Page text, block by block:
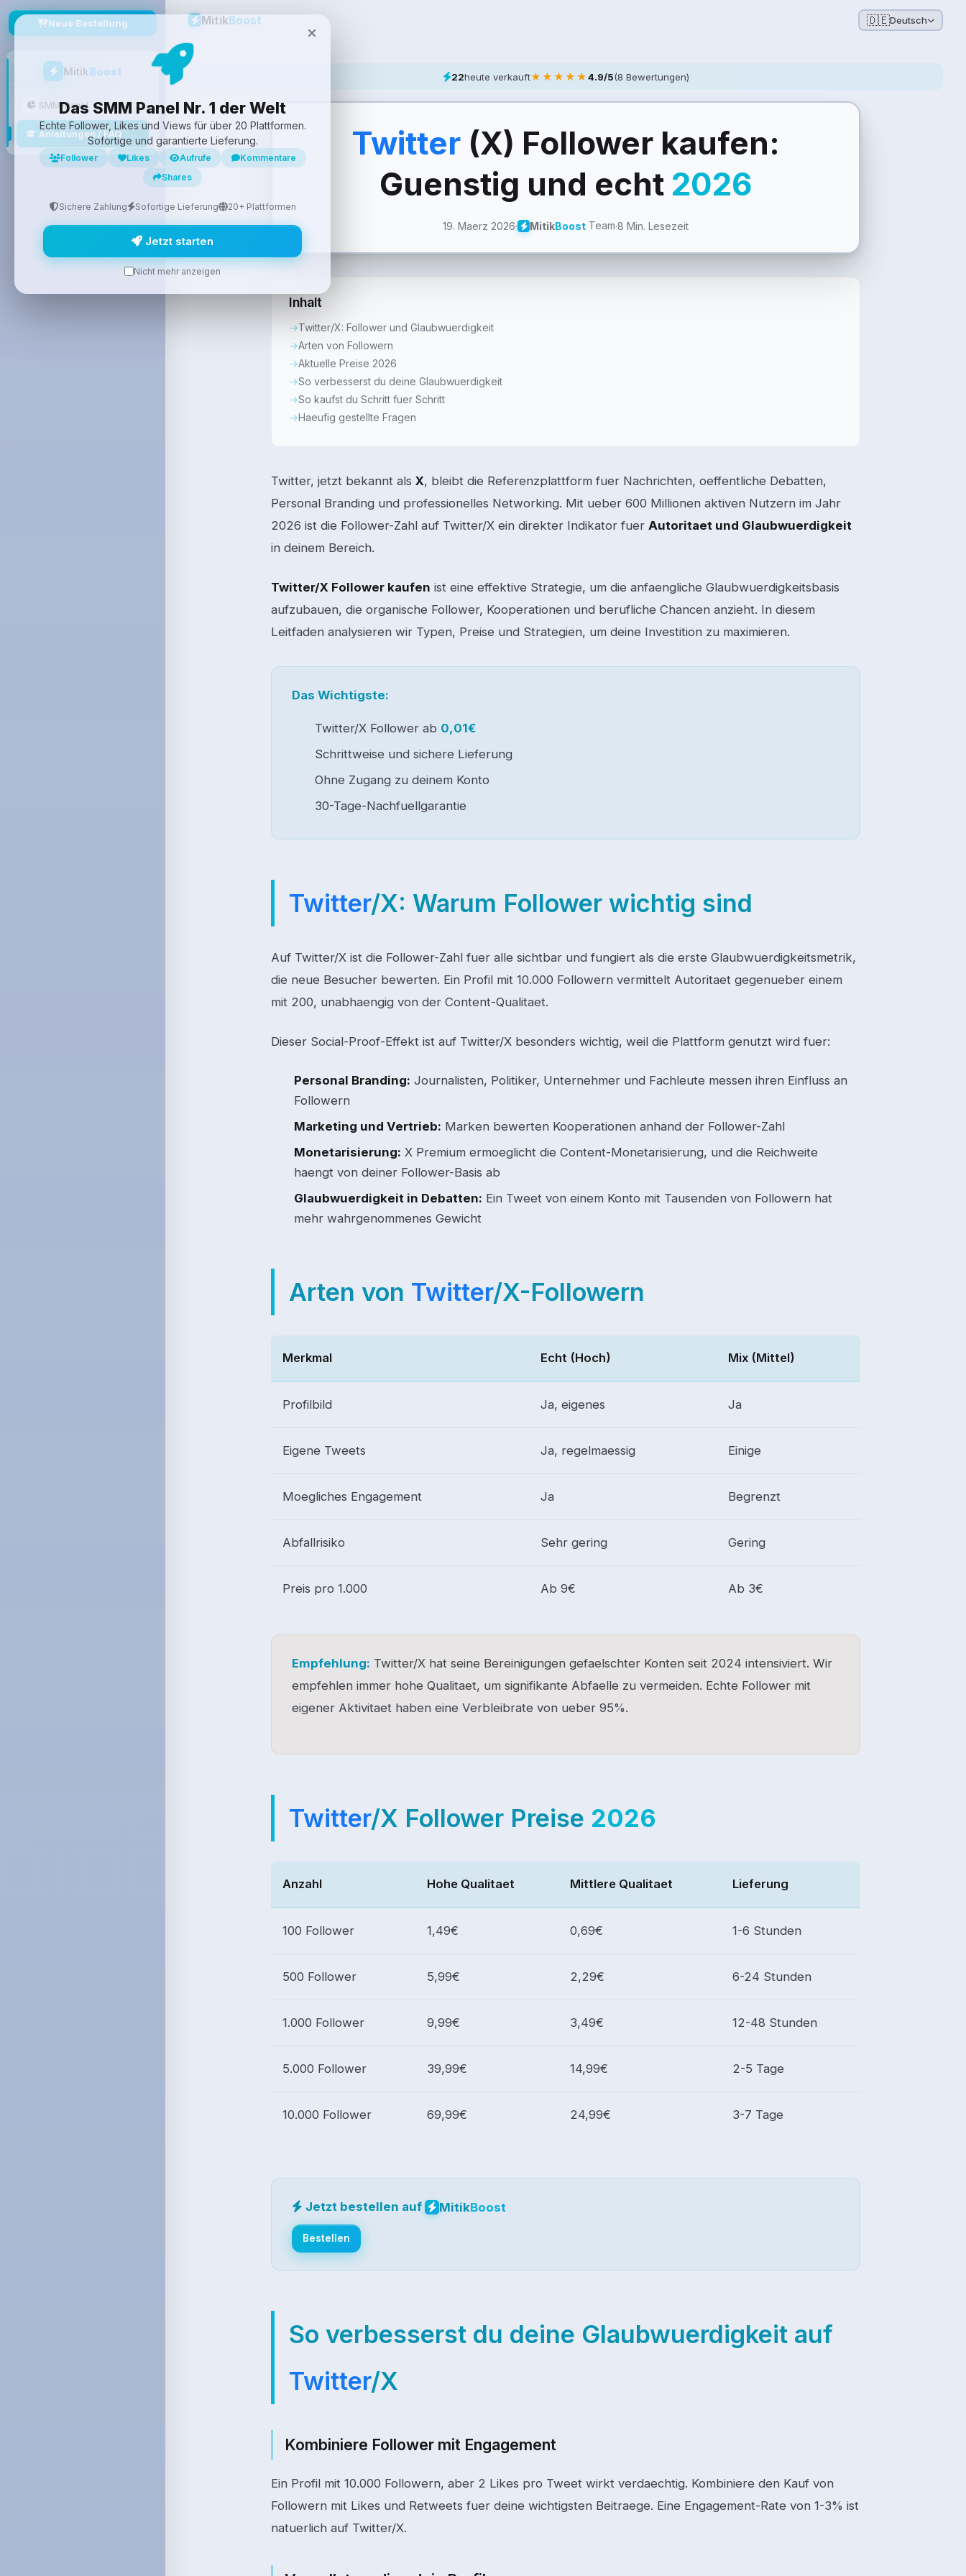
Neue Bestellung
MitikBoost
SMM-Panel
Anleitungen / FAQ
MitikBoost 🇩🇪Deutsch
22heute verkauft★★★★★4.9/5(8 Bewertungen)
Twitter (X) Follower kaufen:
Guenstig und echt 2026
19. Maerz 2026· MitikBoostTeam·8 Min. Lesezeit
Inhalt
Twitter/X: Follower und Glaubwuerdigkeit
Arten von Followern
Aktuelle Preise 2026
So verbesserst du deine Glaubwuerdigkeit
So kaufst du Schritt fuer Schritt
Haeufig gestellte Fragen
Twitter, jetzt bekannt als X, bleibt die Referenzplattform fuer Nachrichten, oeffentliche Debatten,
Personal Branding und professionelles Networking. Mit ueber 600 Millionen aktiven Nutzern im Jahr
2026 ist die Follower-Zahl auf Twitter/X ein direkter Indikator fuer Autoritaet und Glaubwuerdigkeit
in deinem Bereich.
Twitter/X Follower kaufen ist eine effektive Strategie, um die anfaengliche Glaubwuerdigkeitsbasis
aufzubauen, die organische Follower, Kooperationen und berufliche Chancen anzieht. In diesem
Leitfaden analysieren wir Typen, Preise und Strategien, um deine Investition zu maximieren.
Das Wichtigste:
Twitter/X Follower ab 0,01€
Schrittweise und sichere Lieferung
Ohne Zugang zu deinem Konto
30-Tage-Nachfuellgarantie
Twitter/X: Warum Follower wichtig sind
Auf Twitter/X ist die Follower-Zahl fuer alle sichtbar und fungiert als die erste Glaubwuerdigkeitsmetrik,
die neue Besucher bewerten. Ein Profil mit 10.000 Followern vermittelt Autoritaet gegenueber einem
mit 200, unabhaengig von der Content-Qualitaet.
Dieser Social-Proof-Effekt ist auf Twitter/X besonders wichtig, weil die Plattform genutzt wird fuer:
Personal Branding: Journalisten, Politiker, Unternehmer und Fachleute messen ihren Einfluss an
Followern
Marketing und Vertrieb: Marken bewerten Kooperationen anhand der Follower-Zahl
Monetarisierung: X Premium ermoeglicht die Content-Monetarisierung, und die Reichweite
haengt von deiner Follower-Basis ab
Glaubwuerdigkeit in Debatten: Ein Tweet von einem Konto mit Tausenden von Followern hat
mehr wahrgenommenes Gewicht
Arten von Twitter/X-Followern
Merkmal Echt (Hoch) Mix (Mittel)
Profilbild Ja, eigenes Ja
Eigene Tweets Ja, regelmaessig Einige
Moegliches Engagement Ja Begrenzt
Abfallrisiko Sehr gering Gering
Preis pro 1.000 Ab 9€ Ab 3€
Empfehlung: Twitter/X hat seine Bereinigungen gefaelschter Konten seit 2024 intensiviert. Wir
empfehlen immer hohe Qualitaet, um signifikante Abfaelle zu vermeiden. Echte Follower mit
eigener Aktivitaet haben eine Verbleibrate von ueber 95%.
Twitter/X Follower Preise 2026
Anzahl Hohe Qualitaet Mittlere Qualitaet Lieferung
100 Follower 1,49€ 0,69€ 1-6 Stunden
500 Follower 5,99€ 2,29€ 6-24 Stunden
1.000 Follower 9,99€ 3,49€ 12-48 Stunden
5.000 Follower 39,99€ 14,99€ 2-5 Tage
10.000 Follower 69,99€ 24,99€ 3-7 Tage
Jetzt bestellen auf MitikBoost
Bestellen
So verbesserst du deine Glaubwuerdigkeit auf
Twitter/X
Kombiniere Follower mit Engagement
Ein Profil mit 10.000 Followern, aber 2 Likes pro Tweet wirkt verdaechtig. Kombiniere den Kauf von
Followern mit Likes und Retweets fuer deine wichtigsten Beitraege. Eine Engagement-Rate von 1-3% ist
natuerlich auf Twitter/X.
Das SMM Panel Nr. 1 der Welt
Echte Follower, Likes und Views für über 20 Plattformen.
Sofortige und garantierte Lieferung.
Follower Likes Aufrufe
Kommentare
Shares
Sichere Zahlung Sofortige Lieferung 20+ Plattformen
Jetzt starten
Nicht mehr anzeigen